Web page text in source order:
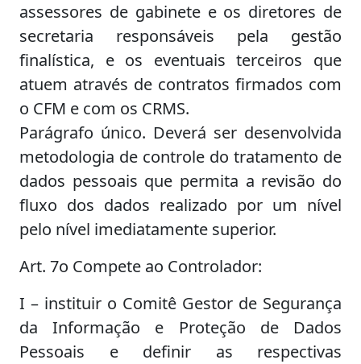
assessores de gabinete e os diretores de
secretaria responsáveis pela gestão
finalística, e os eventuais terceiros que
atuem através de contratos firmados com
o CFM e com os CRMS.
Parágrafo único. Deverá ser desenvolvida
metodologia de controle do tratamento de
dados pessoais que permita a revisão do
fluxo dos dados realizado por um nível
pelo nível imediatamente superior.
Art. 7o Compete ao Controlador:
I – instituir o Comitê Gestor de Segurança
da Informação e Proteção de Dados
Pessoais e definir as respectivas